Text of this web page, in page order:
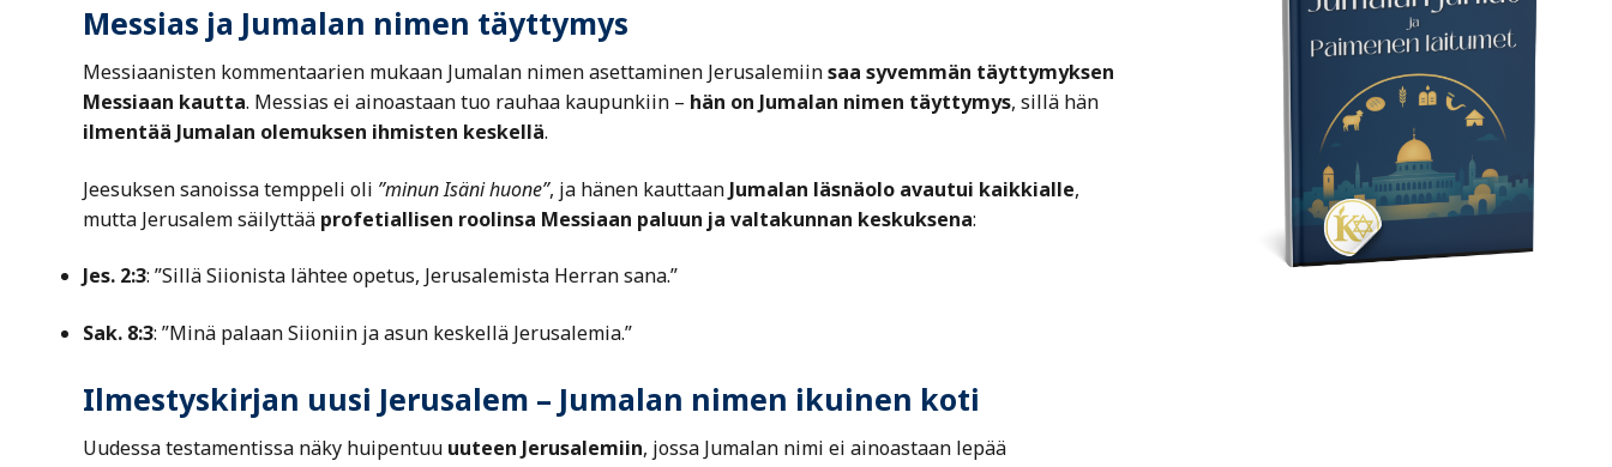
Messias ja Jumalan nimen täyttymys
Messiaanisten kommentaarien mukaan Jumalan nimen asettaminen Jerusalemiinsaa syvemmän täyttymyksen
Messiaan kautta. Messias ei ainoastaan tuo rauhaa kaupunkiin – hän on Jumalan nimen täyttymys, sillä hän
ilmentää Jumalan olemuksen ihmisten keskellä.
Jeesuksen sanoissa temppeli oli ”minun Isäni huone”, ja hänen kauttaan Jumalan läsnäolo avautui kaikkialle,
mutta Jerusalem säilyttää profetiallisen roolinsa Messiaan paluun ja valtakunnan keskuksena:
Jes. 2:3: ”Sillä Siionista lähtee opetus, Jerusalemista Herran sana.”
Sak. 8:3: ”Minä palaan Siioniin ja asun keskellä Jerusalemia.”
Ilmestyskirjan uusi Jerusalem – Jumalan nimen ikuinen koti
Uudessa testamentissa näky huipentuu uuteen Jerusalemiin, jossa Jumalan nimi ei ainoastaan lepää